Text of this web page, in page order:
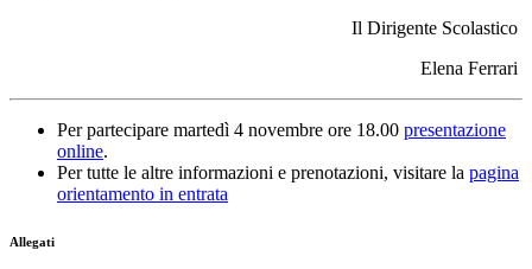
Il Dirigente Scolastico
Elena Ferrari
Per partecipare martedì 4 novembre ore 18.00 presentazione
online.
Per tutte le altre informazioni e prenotazioni, visitare la pagina
orientamento in entrata
Allegati